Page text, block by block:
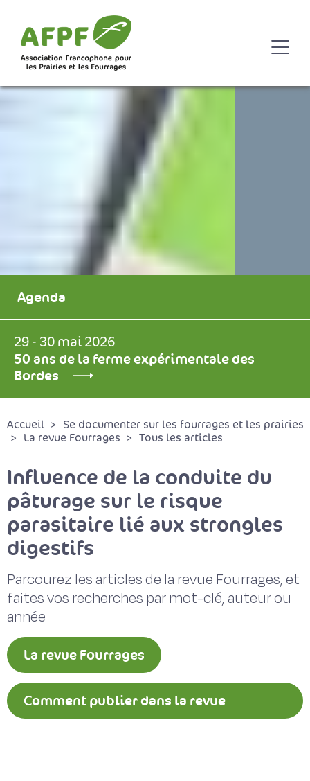
Agenda
29 - 30 mai 2026
50 ans de la ferme expérimentale des
Bordes
Accueil
Se documenter sur les fourrages et les prairies
La revue Fourrages
Tous les articles
Influence de la conduite du
pâturage sur le risque
parasitaire lié aux strongles
digestifs
Parcourez les articles de la revue Fourrages, et
faites vos recherches par mot-clé, auteur ou
année
La revue Fourrages
Comment publier dans la revue